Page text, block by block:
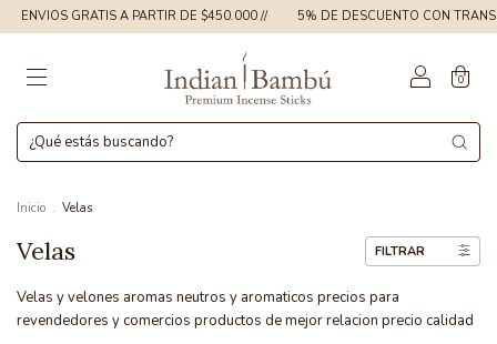
GRATIS A PARTIR DE $450.000 // 5% DE DESCUENTO CON
0
Inicio . Velas
Velas FILTRAR
Velas y velones aromas neutros y aromaticos precios para
revendedores y comercios productos de mejor relacion precio calidad